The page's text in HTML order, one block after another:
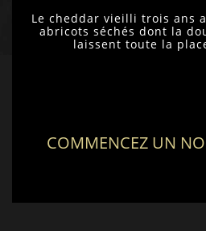
Le cheddar vieilli trois ans
abricots séchés dont la
laissent toute la
COMMENCEZ UN